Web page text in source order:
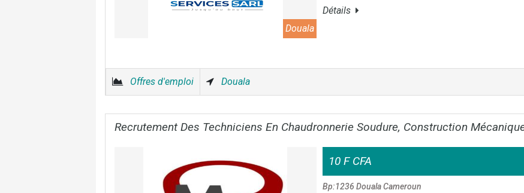
Douala
Détails
Offres d'emploi Douala
Recrutement Des Techniciens En Chaudronnerie Soudure, Construction
10 F CFA
Bp:1236 Douala Cameroun